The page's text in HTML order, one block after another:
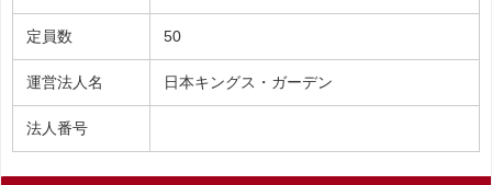
定員数 50
運営法人名 日本キングス・ガーデン
法人番号